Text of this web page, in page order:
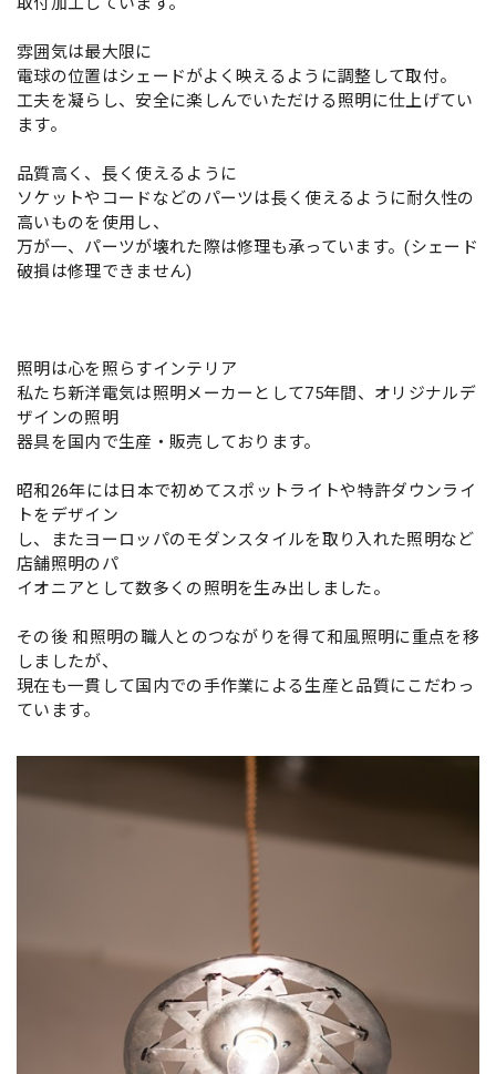
雰囲気は最大限に
電球の位置はシェードがよく映えるように調整して取付。
工夫を凝らし、安全に楽しんでいただける照明に仕上げてい
ます。
品質高く、長く使えるように
ソケットやコードなどのパーツは長く使えるように耐久性の
高いものを使用し、
万が一、パーツが壊れた際は修理も承っています。(シェード
破損は修理できません)
照明は心を照らすインテリア
私たち新洋電気は照明メーカーとして75年間、オリジナルデ
ザインの照明
器具を国内で生産・販売しております。
昭和26年には日本で初めてスポットライトや特許ダウンライ
トをデザイン
し、またヨーロッパのモダンスタイルを取り入れた照明など
店舗照明のパ
イオニアとして数多くの照明を生み出しました。
その後 和照明の職人とのつながりを得て和風照明に重点を移
しましたが、
現在も一貫して国内での手作業による生産と品質にこだわっ
ています。